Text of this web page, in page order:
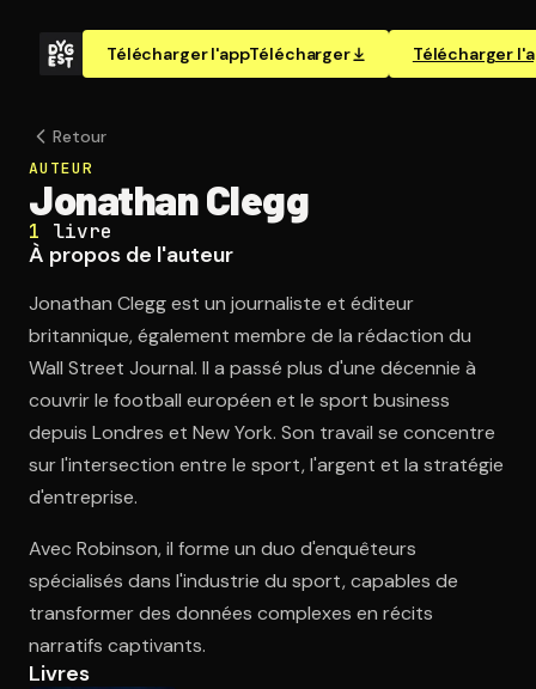
Télécharger l'appTélécharger Télécharger
Ouvre l'app Appareil photo, pointe sur le code. C'est gratuit à
Retour
AUTEUR
Jonathan Clegg
1 livre
À propos de l'auteur
Jonathan Clegg est un journaliste et éditeur
britannique, également membre de la rédaction du
Wall Street Journal. Il a passé plus d'une décennie à
couvrir le football européen et le sport business
depuis Londres et New York. Son travail se concentre
sur l'intersection entre le sport, l'argent et la stratégie
d'entreprise.
Avec Robinson, il forme un duo d'enquêteurs
spécialisés dans l'industrie du sport, capables de
transformer des données complexes en récits
narratifs captivants.
Livres